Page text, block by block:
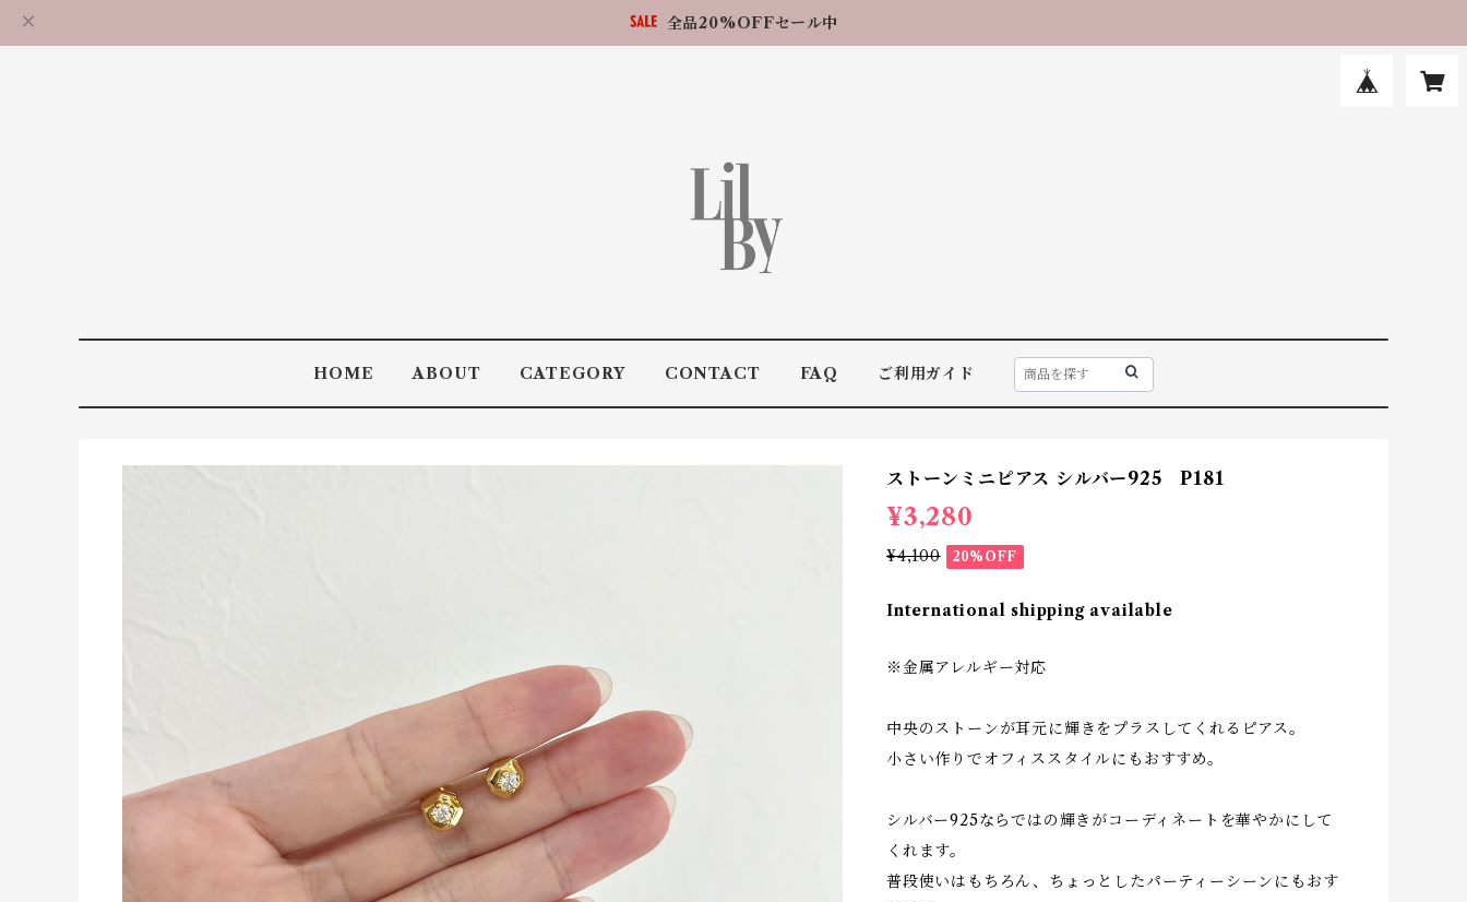
全品20%OFFセール中
HOME ABOUT CATEGORY CONTACT FAQ ご利用ガイド
ストーンミニピアス シルバー925 P181
¥3,280
¥4,100 20%OFF
International shipping available
※金属アレルギー対応
中央のストーンが耳元に輝きをプラスしてくれるピアス。
小さい作りでオフィススタイルにもおすすめ。
シルバー925ならではの輝きがコーディネートを華やかにして
くれます。
普段使いはもちろん、ちょっとしたパーティーシーンにもおす